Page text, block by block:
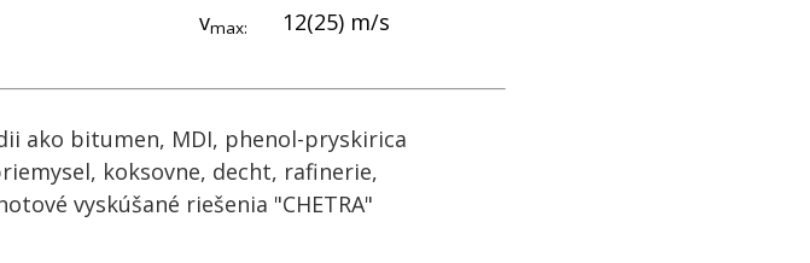
vmax: 12(25) m/s
ako bitumen, MDI, phenol-pryskirica
koksovne, decht, rafinerie,
vyskúšané riešenia "CHETRA"